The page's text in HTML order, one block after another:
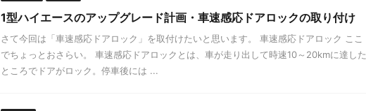
1型ハイエースのアップグレード計画・車速感応ドアロックの取り付け
さて今回は「車速感応ドアロック」を取付けたいと思います。 車速感応ドアロック ここ
でちょっとおさらい。 車速感応ドアロックとは、車が走り出して時速10～20kmに達した
ところでドアがロック。停車後には ...